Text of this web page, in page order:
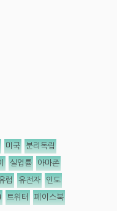
미국 분리독립
실업률 아마존
럽 유전자 인도
트위터 페이스북